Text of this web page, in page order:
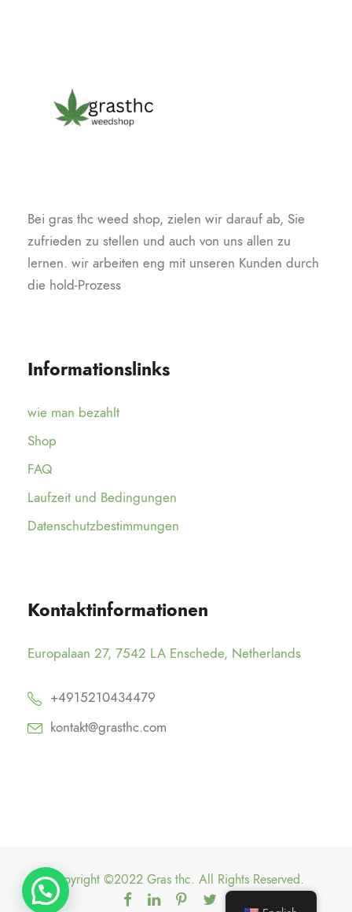
Bei gras thc weed shop, zielen wir darauf ab, Sie
zufrieden zu stellen und auch von uns allen zu
lernen. wir arbeiten eng mit unseren Kunden durch
die hold-Prozess
Informationslinks
wie man bezahlt
Shop
FAQ
Laufzeit und Bedingungen
Datenschutzbestimmungen
Kontaktinformationen
Europalaan 27, 7542 LA Enschede, Netherlands
+4915210434479
kontakt@grasthc.com
Copyright ©2022 Gras thc. All Rights Reserved.